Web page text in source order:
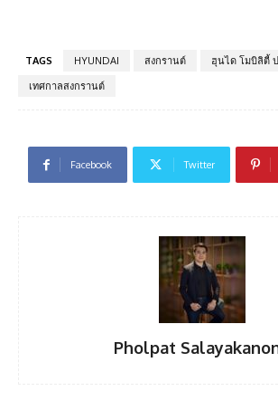
TAGS HYUNDAI สงกรานต์
ฮุนได โมบิลิตี้
เทศกาลสงกรานต์
Facebook Twitter
Pholpat